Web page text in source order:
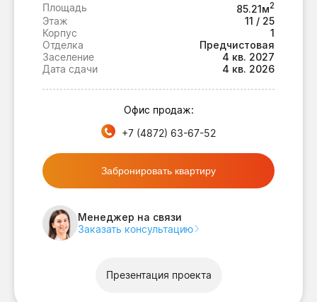
Площадь 85.21м2
Этаж
11 / 25
Корпус
1
Отделка
Предчистовая
Заселение
4 кв. 2027
Дата сдачи
4 кв. 2026
Офис продаж:
+7 (4872) 63-67-52
Забронировать квартиру
Менеджер на связи
Заказать консультацию
Презентация проекта